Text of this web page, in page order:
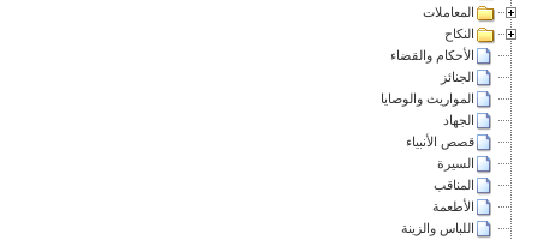
المعاملات
النكاح
الأحكام والقضاء
الجنائز
المواريث والوصايا
الجهاد
قصص الأنبياء
السيرة
المناقب
الأطعمة
اللباس والزينة